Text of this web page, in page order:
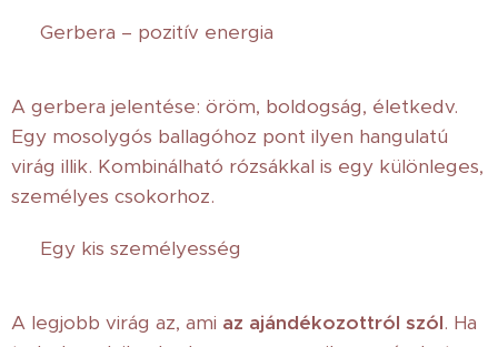
🌼 Gerbera – pozitív energia
A gerbera jelentése: öröm, boldogság, életkedv.
Egy mosolygós ballagóhoz pont ilyen hangulatú
virág illik. Kombinálható rózsákkal is egy különleges,
személyes csokorhoz.
💐 Egy kis személyesség
A legjobb virág az, ami az ajándékozottról szól. Ha